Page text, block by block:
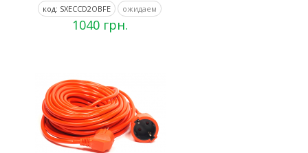
код: SXECCD2OBFE ожидаем
1040 грн.